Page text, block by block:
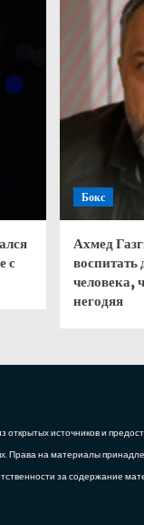
с
Бокс
Ахмед
воспитать
человека,
негодяя
источников и
Права на материалы
за содержание